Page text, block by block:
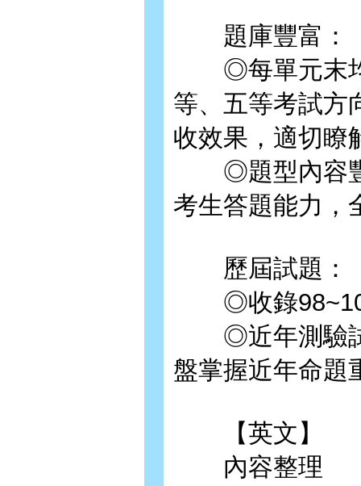
題庫豐富：
◎每單元末均
等、五等考試方
收效果，適切瞭
◎題型內容豐
考生答題能力，
歷屆試題：
◎收錄98~101
◎近年測驗試
盤掌握近年命題
【英文】
內容整理